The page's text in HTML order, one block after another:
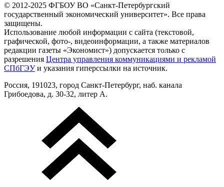
© 2012-2025 ФГБОУ ВО «Санкт-Петербургский
государственный экономический университет». Все права
защищены.
Использование любой информации с сайта (текстовой,
графической, фото-, видеоинформации, а также материалов
редакции газеты «Экономист») допускается только с
разрешения Центра управления коммуникациями и рекламой
СПбГЭУи указания гиперссылки на источник.
Россия, 191023, город Санкт-Петербург, наб. канала
Грибоедова, д. 30-32, литер А.